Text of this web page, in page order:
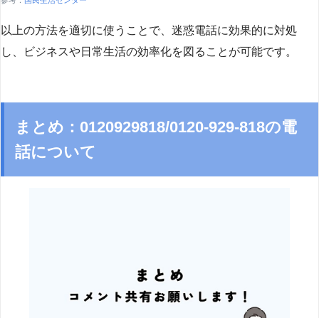
以上の方法を適切に使うことで、迷惑電話に効果的に対処
し、ビジネスや日常生活の効率化を図ることが可能です。
まとめ：0120929818/0120-929-818の電
話について